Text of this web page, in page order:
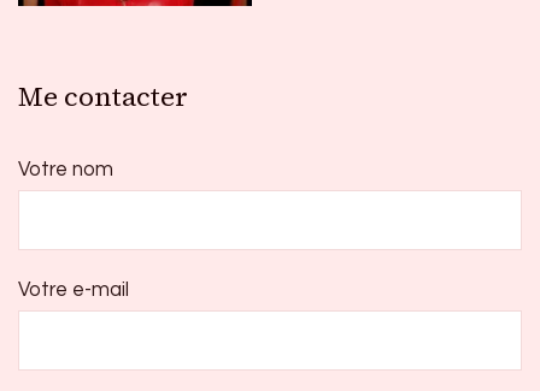
Me contacter
Votre nom
Votre e-mail